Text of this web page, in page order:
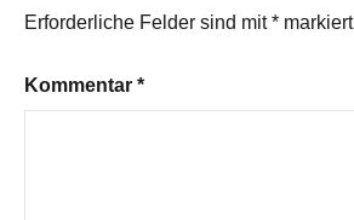
Erforderliche Felder sind mit* markiert
Kommentar *